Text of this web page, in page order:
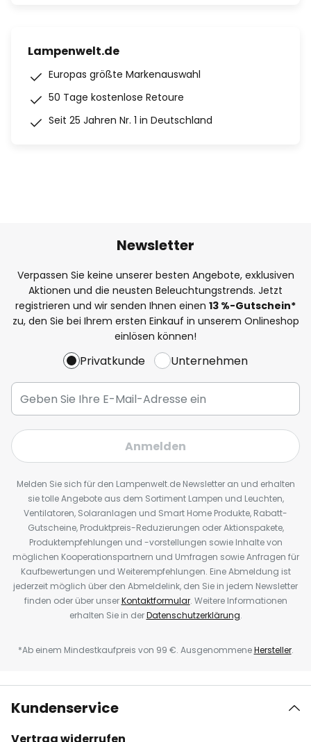
Lampenwelt.de
Europas größte Markenauswahl
50 Tage kostenlose Retoure
Seit 25 Jahren Nr. 1 in Deutschland
Newsletter
Verpassen Sie keine unserer besten Angebote, exklusiven
Aktionen und die neusten Beleuchtungstrends. Jetzt
registrieren und wir senden Ihnen einen 13 %-Gutschein*
zu, den Sie bei Ihrem ersten Einkauf in unserem Onlineshop
einlösen können!
Privatkunde Unternehmen
Anmelden
Melden Sie sich für den Lampenwelt.de Newsletter an und erhalten
sie tolle Angebote aus dem Sortiment Lampen und Leuchten,
Ventilatoren, Solaranlagen und Smart Home Produkte, Rabatt-
Gutscheine, Produktpreis-Reduzierungen oder Aktionspakete,
Produktempfehlungen und -vorstellungen sowie Inhalte von
möglichen Kooperationspartnern und Umfragen sowie Anfragen für
Kaufbewertungen und Weiterempfehlungen. Eine Abmeldung ist
jederzeit möglich über den Abmeldelink, den Sie in jedem Newsletter
finden oder über unserKontaktformular. Weitere Informationen
erhalten Sie in derDatenschutzerklärung.
*Ab einem Mindestkaufpreis von 99 €. AusgenommeneHersteller.
Kundenservice